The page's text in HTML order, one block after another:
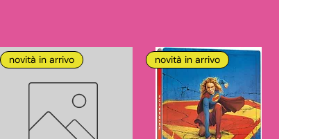
novità in arrivo novità in arrivo